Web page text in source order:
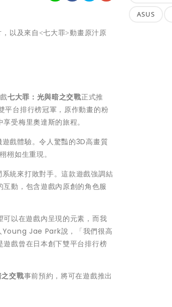
以及來自 <七大罪>動畫原汁原
七大罪：光與暗之交戰正式推
平台排行榜冠軍， 原作動畫的粉
受梅里奧達斯的旅程。
戲體驗。令人驚豔的3D高畫質
栩如生重現。
統來打敗對手。這款遊戲強調結
動， 包含遊戲內原創的角色服
以在遊戲內呈現的元素， 而我
Young Jae Park說，「我們很高
遊戲曾在日本創下雙平台排行榜
交戰事前預約， 將可在遊戲推出
ASUS